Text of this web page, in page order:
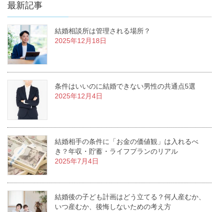
最新記事
結婚相談所は管理される場所？
2025年12月18日
条件はいいのに結婚できない男性の共通点5選
2025年12月4日
結婚相手の条件に「お金の価値観」は入れるべ
き？年収・貯蓄・ライフプランのリアル
2025年7月4日
結婚後の子ども計画はどう立てる？何人産むか、
いつ産むか、後悔しないための考え方